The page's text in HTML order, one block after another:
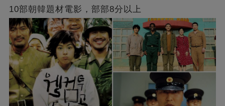
10部朝韓題材電影，部部8分以上